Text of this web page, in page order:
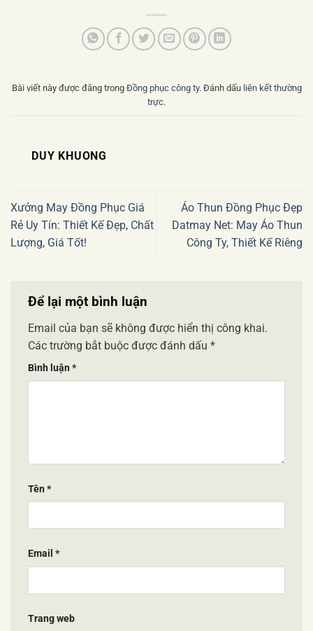
Bài viết này được đăng trong Đồng phục công ty. Đánh dấu liên kết thường
trực.
DUY KHUONG
Xưởng May Đồng Phục Giá
Rẻ Uy Tín: Thiết Kế Đẹp, Chất
Lượng, Giá Tốt!
Áo Thun Đồng Phục Đẹp
Datmay Net: May Áo Thun
Công Ty, Thiết Kế Riêng
Để lại một bình luận
Email của bạn sẽ không được hiển thị công khai.
Các trường bắt buộc được đánh dấu *
Bình luận *
Tên *
Email *
Trang web